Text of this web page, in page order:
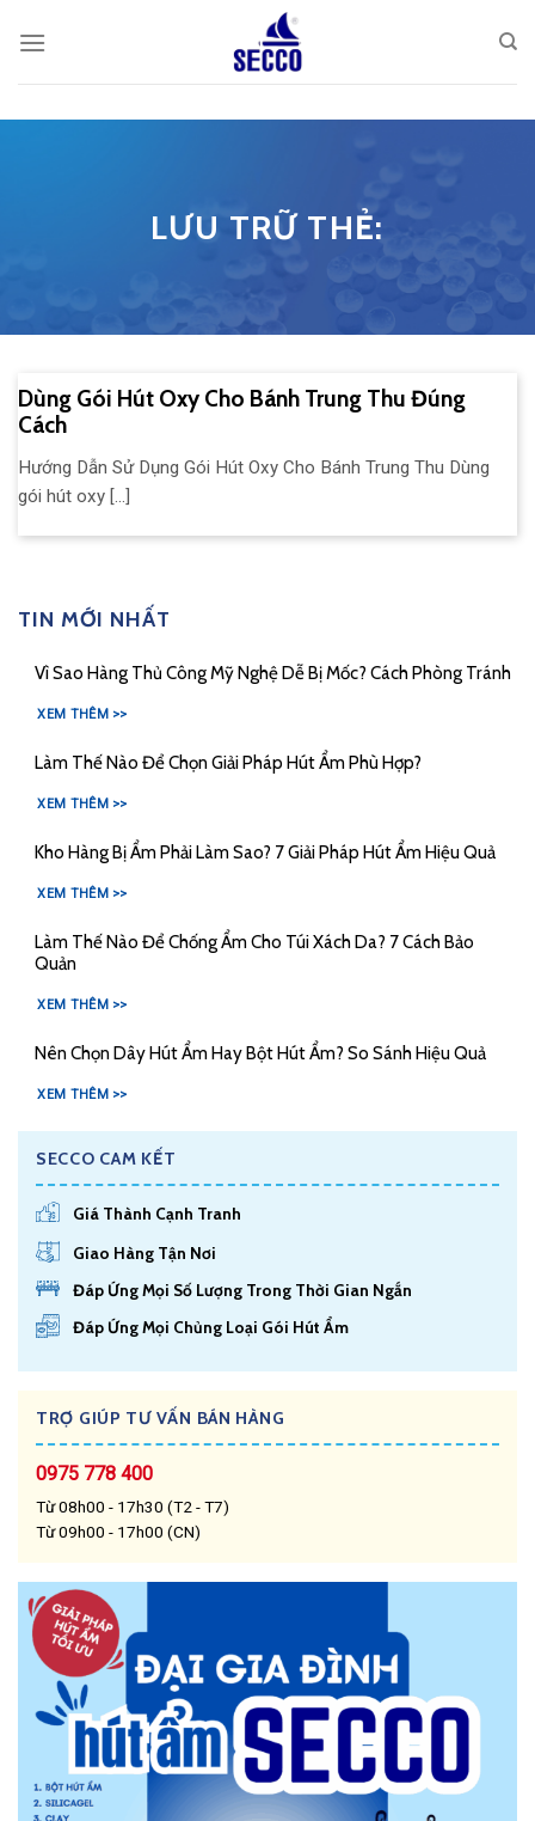
LƯU TRỮ THẺ:
Dùng Gói Hút Oxy Cho Bánh Trung Thu Đúng
Cách
Hướng Dẫn Sử Dụng Gói Hút Oxy Cho Bánh Trung Thu Dùng
gói hút oxy [...]
TIN MỚI NHẤT
Vì Sao Hàng Thủ Công Mỹ Nghệ Dễ Bị Mốc? Cách Phòng Tránh
XEM THÊM >>
Làm Thế Nào Để Chọn Giải Pháp Hút Ẩm Phù Hợp?
XEM THÊM >>
Kho Hàng Bị Ẩm Phải Làm Sao? 7 Giải Pháp Hút Ẩm Hiệu Quả
XEM THÊM >>
Làm Thế Nào Để Chống Ẩm Cho Túi Xách Da? 7 Cách Bảo
Quản
XEM THÊM >>
Nên Chọn Dây Hút Ẩm Hay Bột Hút Ẩm? So Sánh Hiệu Quả
XEM THÊM >>
SECCO CAM KẾT
Giá Thành Cạnh Tranh
Giao Hàng Tận Nơi
Đáp Ứng Mọi Số Lượng Trong Thời Gian Ngắn
Đáp Ứng Mọi Chủng Loại Gói Hút Ẩm
TRỢ GIÚP TƯ VẤN BÁN HÀNG
0975 778 400
Từ 08h00 - 17h30 (T2 - T7)
Từ 09h00 - 17h00 (CN)